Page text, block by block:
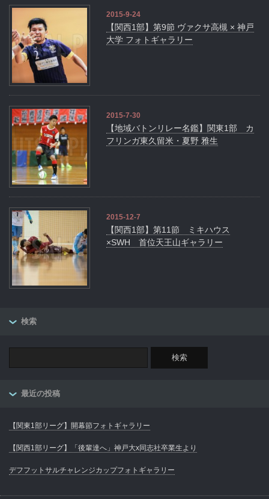
2015-9-24
【関西1部】第9節 ヴァクサ高槻 × 神戸
大学 フォトギャラリー
2015-7-30
【地域バトンリレー名鑑】関東1部 カ
フリンガ東久留米・夏野 雅生
2015-12-7
【関西1部】第11節 ミキハウス
×SWH 首位天王山ギャラリー
検索
最近の投稿
【関東1部リーグ】開幕節フォトギャラリー
【関西1部リーグ】「後輩達へ」神戸大x同志社卒業生より
デフフットサルチャレンジカップフォトギャラリー